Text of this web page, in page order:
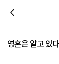
영혼은 알고 있